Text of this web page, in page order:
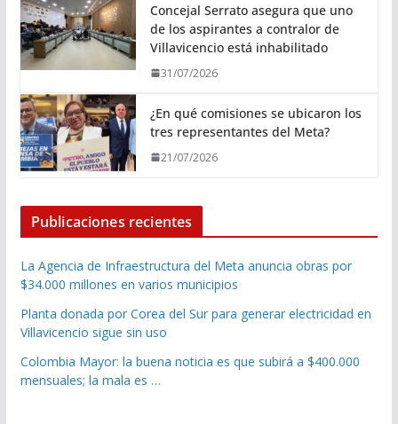
Concejal Serrato asegura que uno
de los aspirantes a contralor de
Villavicencio está inhabilitado
31/07/2026
¿En qué comisiones se ubicaron los
tres representantes del Meta?
21/07/2026
Publicaciones recientes
La Agencia de Infraestructura del Meta anuncia obras por
$34.000 millones en varios municipios
Planta donada por Corea del Sur para generar electricidad en
Villavicencio sigue sin uso
Colombia Mayor: la buena noticia es que subirá a $400.000
mensuales; la mala es …